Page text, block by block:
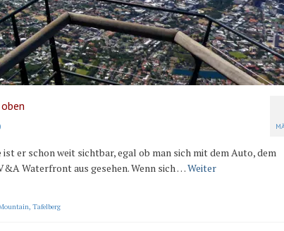
er schon weit sichtbar, egal ob man sich mit dem Auto, dem
Waterfront aus gesehen. Wenn sich …Weiter
Tafelberg